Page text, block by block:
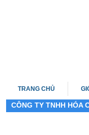
Mua hàng
TRANG CHỦ
CÔNG TY TNHH HÓA